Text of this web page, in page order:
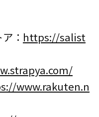
： https://salist
www.rakuten.n